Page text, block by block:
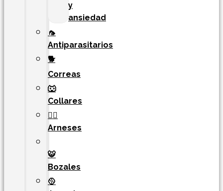
y
ansiedad
🦟
Antiparasitarios
🐕
Correas
🐺
Collares
🐕‍🦺
Arneses
🐯​
Bozales
🥎